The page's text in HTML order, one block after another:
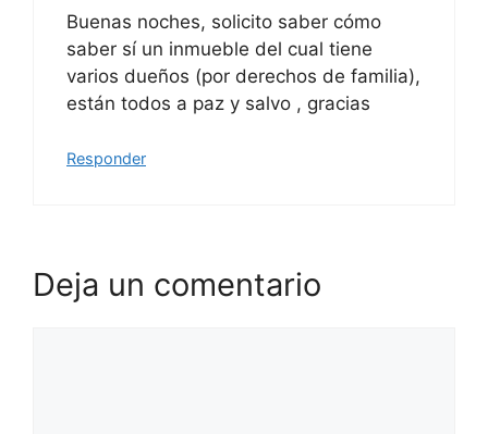
Buenas noches, solicito saber cómo
saber sí un inmueble del cual tiene
varios dueños (por derechos de familia),
están todos a paz y salvo , gracias
Responder
Deja un comentario